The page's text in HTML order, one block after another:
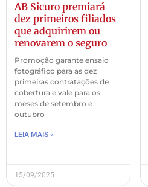
AB Sicuro premiará
dez primeiros filiados
que adquirirem ou
renovarem o seguro
Promoção garante ensaio
fotográfico para as dez
primeiras contratações de
cobertura e vale para os
meses de setembro e
outubro
LEIA MAIS »
15/09/2025